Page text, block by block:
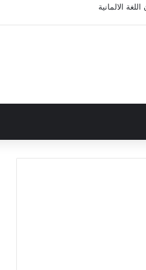
الالمانية